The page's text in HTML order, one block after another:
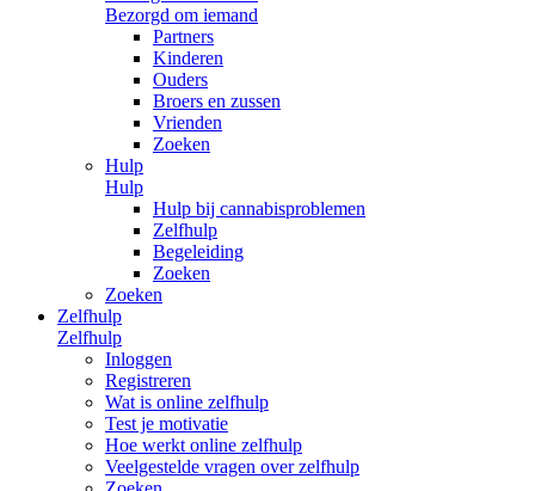
Bezorgd om iemand
Partners
Kinderen
Ouders
Broers en zussen
Vrienden
Zoeken
Hulp
Hulp
Hulp bij cannabisproblemen
Zelfhulp
Begeleiding
Zoeken
Zoeken
Zelfhulp
Zelfhulp
Inloggen
Registreren
Wat is online zelfhulp
Test je motivatie
Hoe werkt online zelfhulp
Veelgestelde vragen over zelfhulp